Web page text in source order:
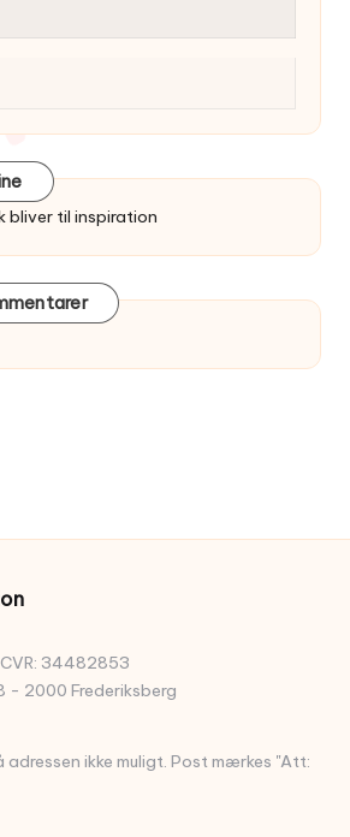
bliver til inspiration
34482853
- 2000 Frederiksberg
adressen ikke muligt. Post mærkes "Att: